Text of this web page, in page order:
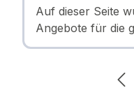
Auf dieser Seite
Angebote für die